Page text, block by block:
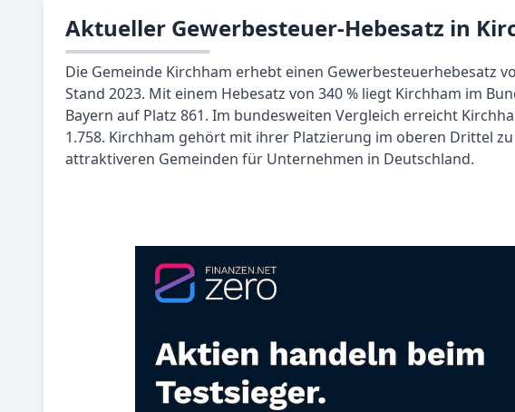
Aktueller Gewerbesteuer-Hebesatz in
Die Gemeinde Kirchham erhebt einen Gewerbesteuerhebesatz
Stand 2023. Mit einem Hebesatz von 340 % liegt Kirchham im
Bayern auf Platz 861. Im bundesweiten Vergleich erreicht
1.758. Kirchham gehört mit ihrer Platzierung im oberen Drittel
attraktiveren Gemeinden für Unternehmen in Deutschland.